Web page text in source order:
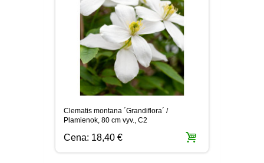
PLEKTRANT
SCAEVOLA
DIASCIA
HELICHRYSUM
OSTEOSPERMUM
ISOTOMA
VEJÁROVKA
LOBULÁRIA
NETÝKAVKA
SLAMIHA
ZÁDUŠNÍK
ECHINACEA
Clematis montana ´Grandiflora´ /
Plamienok, 80 cm vyv., C2
Cena: 18,40 €